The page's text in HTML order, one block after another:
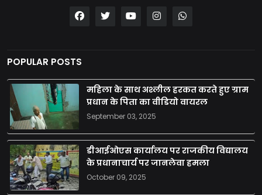
POPULAR POSTS
महिला के साथ अश्लील हरकत करते हुए ग्राम
प्रधान के पिता का वीडियो वायरल
September 03, 2025
डीआईओएस कार्यालय पर राजकीय विद्यालय
के प्रधानाचार्य पर जानलेवा हमला
October 09, 2025